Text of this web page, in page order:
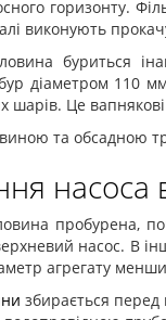
горизонту.
виконують
буриться
діаметром 110
шарів. Це
та обсадною
насоса
пробурена,
насос. В
агрегату
збирається